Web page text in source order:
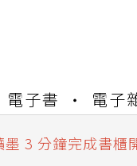
電子書 電子
墨數位閱讀資產合
墨 3 分鐘完成書